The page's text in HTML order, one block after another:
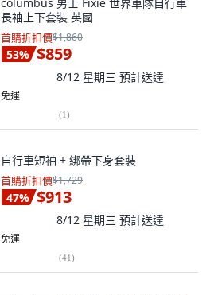
長袖上下套裝 英國
首購折扣價$1,860
53% $859
8/12 星期三 預計送達
免運
(1)
自行車短袖 + 綁帶下身套裝
首購折扣價$1,729
47% $913
8/12 星期三 預計送達
免運
(41)